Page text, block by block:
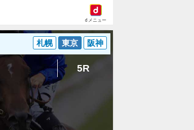
dメニュー
札幌 東京 阪神
5R